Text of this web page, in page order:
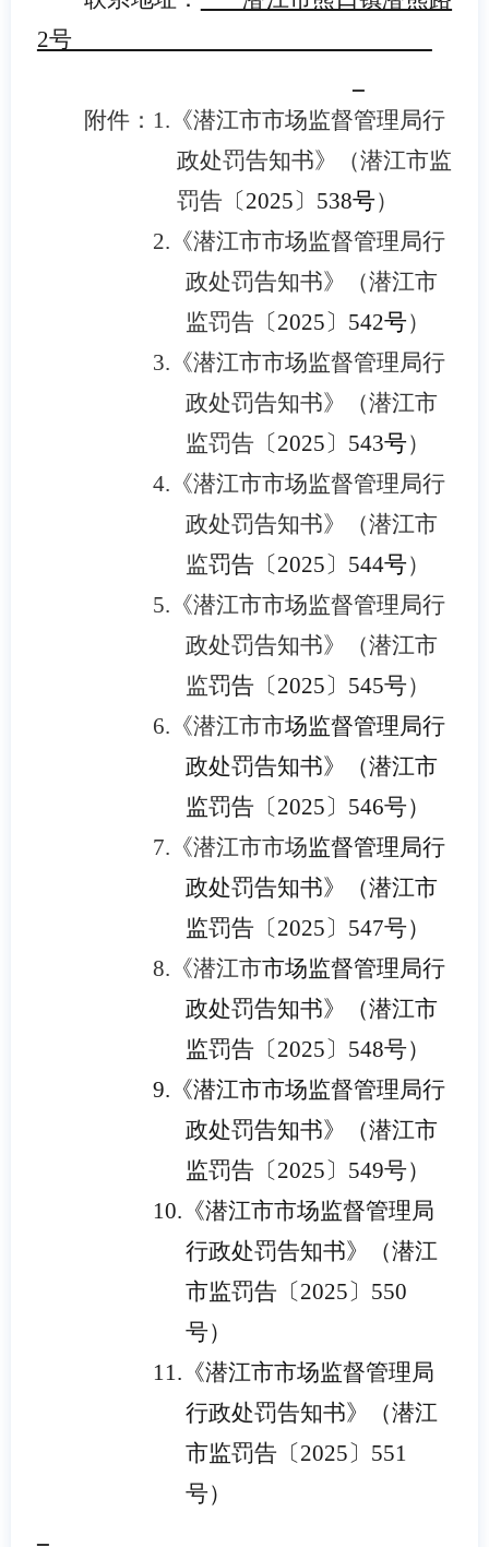
2号
附件：1.《潜江市市场监督管理局行
政处罚告知书》（潜江市监
罚告 〔2025〕538号）
2. 《潜江市市场监督管理局行
政处罚告知书》（潜江市
监罚告 〔2025〕542号）
3. 《潜江市市场监督管理局行
政处罚告知书》（潜江市
监罚告 〔2025〕543号）
4. 《潜江市市场监督管理局行
政处罚告知书》（潜江市
监罚告〔2025〕544号）
5. 《潜江市市场监督管理局行
政处罚告知书》（潜江市
监罚告〔2025〕545号）
6. 《潜江市市场监督管理局行
政处罚告知书》（潜江市
监罚告〔2025〕546号）
7. 《潜江市市场监督管理局行
政处罚告知书》（潜江市
监罚告〔2025〕547号）
8. 《潜江市市场监督管理局行
政处罚告知书》（潜江市
监罚告〔2025〕548号）
9. 《潜江市市场监督管理局行
政处罚告知书》（潜江市
监罚告〔2025〕549号）
10. 《潜江市市场监督管理局
行政处罚告知书》（潜江
市监罚告〔2025〕550
号）
11. 《潜江市市场监督管理局
行政处罚告知书》（潜江
市监罚告〔2025〕551
号）